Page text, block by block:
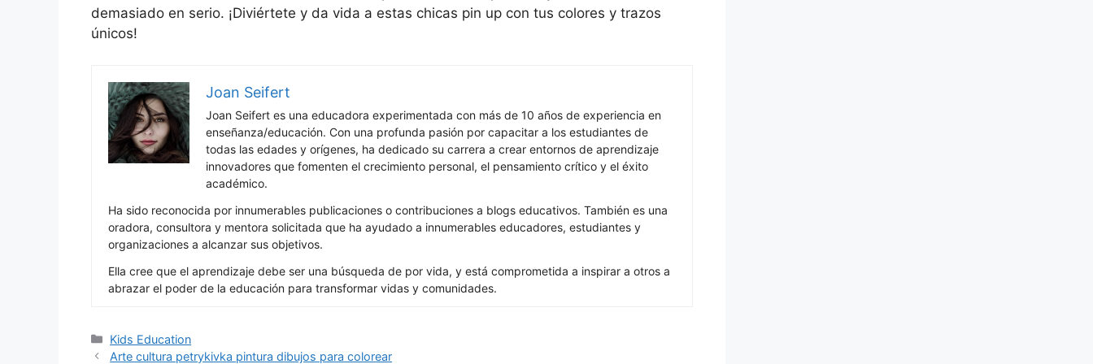
demasiado en serio. ¡Diviértete y da vida a estas chicas pin up con tus colores y trazos
únicos!
Joan Seifert
Joan Seifert es una educadora experimentada con más de 10 años de experiencia en
enseñanza/educación. Con una profunda pasión por capacitar a los estudiantes de
todas las edades y orígenes, ha dedicado su carrera a crear entornos de aprendizaje
innovadores que fomenten el crecimiento personal, el pensamiento crítico y el éxito
académico.
Ha sido reconocida por innumerables publicaciones o contribuciones a blogs educativos. También es una
oradora, consultora y mentora solicitada que ha ayudado a innumerables educadores, estudiantes y
organizaciones a alcanzar sus objetivos.
Ella cree que el aprendizaje debe ser una búsqueda de por vida, y está comprometida a inspirar a otros a
abrazar el poder de la educación para transformar vidas y comunidades.
Categories
Kids Education
Arte cultura petrykivka pintura dibujos para colorear